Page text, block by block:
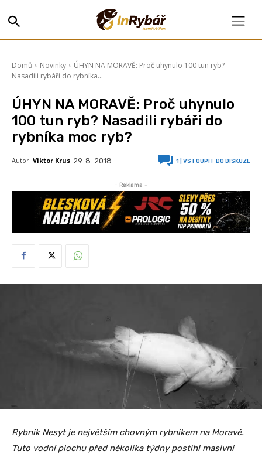
Domů Novinky
ÚHYN NA MORAVĚ: Proč uhynulo 100 tun ryb?
Nasadili rybáři do rybníka...
ÚHYN NA MORAVĚ: Proč uhynulo
100 tun ryb? Nasadili rybáři do
rybníka moc ryb?
Autor: Viktor Krus 29. 8. 2018 1 | VSTOUPIT DO DISKUZE
- Reklama -
Rybník Nesyt je největším chovným rybníkem na Moravě.
Tuto vodní plochu před několika týdny postihl masivní